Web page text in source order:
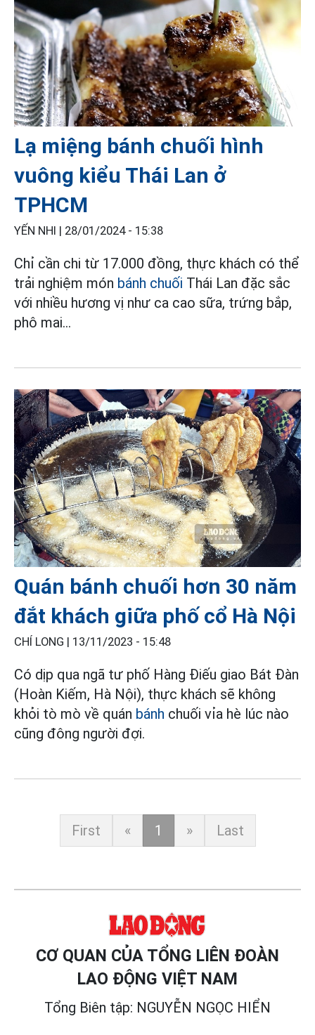
Lạ miệng bánh chuối hình
vuông kiểu Thái Lan ở
TPHCM
YẾN NHI | 28/01/2024 - 15:38
Chỉ cần chi từ 17.000 đồng, thực khách có thể
trải nghiệm món bánh chuối Thái Lan đặc sắc
với nhiều hương vị như ca cao sữa, trứng bắp,
phô mai…
Quán bánh chuối hơn 30 năm
đắt khách giữa phố cổ Hà Nội
CHÍ LONG | 13/11/2023 - 15:48
Có dịp qua ngã tư phố Hàng Điếu giao Bát Đàn
(Hoàn Kiếm, Hà Nội), thực khách sẽ không
khỏi tò mò về quán bánh chuối vỉa hè lúc nào
cũng đông người đợi.
First « 1 » Last
CƠ QUAN CỦA TỔNG LIÊN ĐOÀN
LAO ĐỘNG VIỆT NAM
Tổng Biên tập: NGUYỄN NGỌC HIỂN